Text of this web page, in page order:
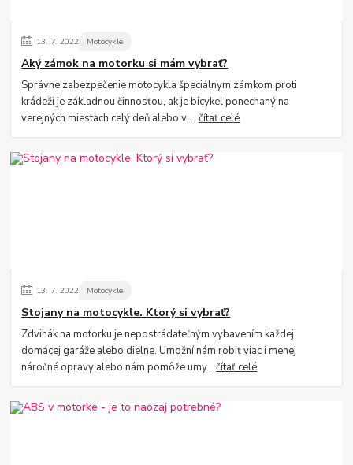
13. 7. 2022 Motocykle
Aký zámok na motorku si mám vybrať?
Správne zabezpečenie motocykla špeciálnym zámkom proti
krádeži je základnou činnosťou, ak je bicykel ponechaný na
verejných miestach celý deň alebo v ...čítať celé
13. 7. 2022 Motocykle
Stojany na motocykle. Ktorý si vybrať?
Zdvihák na motorku je nepostrádateľným vybavením každej
domácej garáže alebo dielne. Umožní nám robiť viac i menej
náročné opravy alebo nám pomôže umy...čítať celé